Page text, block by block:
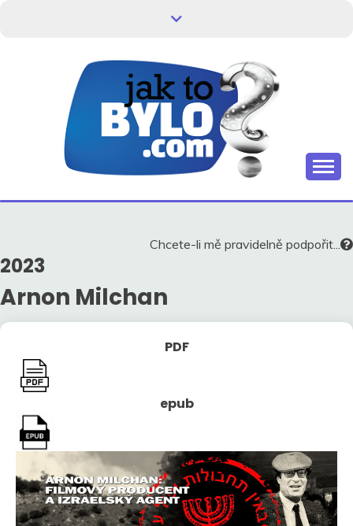
HISTORIE V
SOUVISLOSTECH
Chcete-li mě pravidelně podpořit...
2023
Arnon Milchan
PDF
epub